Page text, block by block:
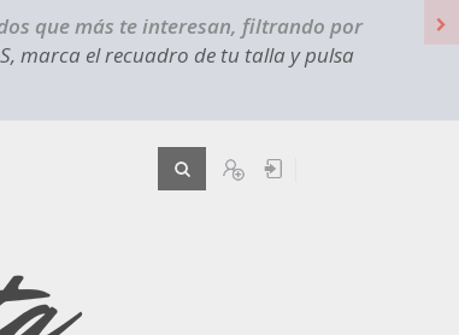
que más te interesan, filtrando por
marca el recuadro de tu talla y pulsa
Registro
Iniciar sesión